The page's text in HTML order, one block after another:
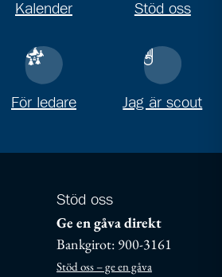
Kalender Stöd oss
För ledare Jag är scout
Stöd oss
Ge en gåva direkt
Bankgirot: 900-3161
Stöd oss – ge en gåva